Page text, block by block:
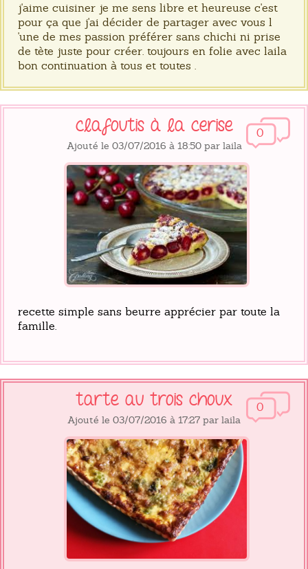
j'aime cuisiner je me sens libre et heureuse c'est
pour ça que j'ai décider de partager avec vous l
'une de mes passion préférer sans chichi ni prise
de tète juste pour créer. toujours en folie avec laila
bon continuation à tous et toutes .
0
clafoutis à la cerise
Ajouté le 03/07/2016 à 18:50 par laila
recette simple sans beurre apprécier par toute la
famille.
0
tarte au trois choux
Ajouté le 03/07/2016 à 17:27 par laila